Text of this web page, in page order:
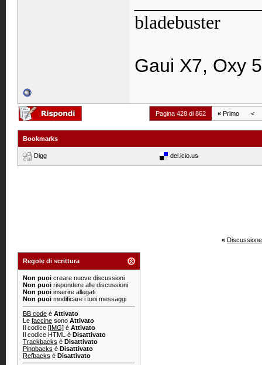
bladebuster
Gaui X7, Oxy
Pagina 428 di 862 « Primo <
Bookmarks
Digg del.icio.us
«
Regole di scrittura
Non puoi creare nuove discussioni
Non puoi rispondere alle discussioni
Non puoi inserire allegati
Non puoi modificare i tuoi messaggi
BB code è Attivato
Le faccine sono Attivato
Il codice [IMG] è Attivato
Il codice HTML è Disattivato
Trackbacks è Disattivato
Pingbacks è Disattivato
Refbacks è Disattivato